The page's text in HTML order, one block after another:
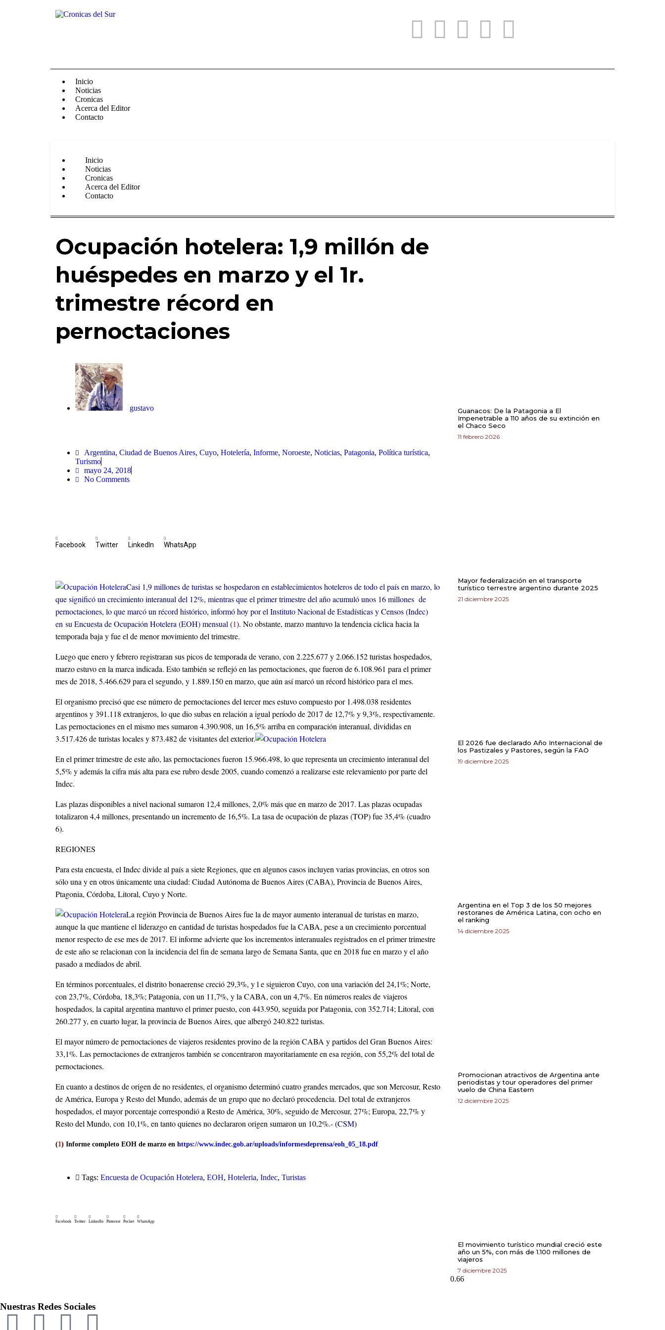
Inicio
Noticias
Cronicas
Acerca del Editor
Contacto
Inicio
Noticias
Cronicas
Acerca del Editor
Contacto
Ocupación hotelera: 1,9 millón de
huéspedes en marzo y el 1r.
trimestre récord en
pernoctaciones
gustavo
Argentina, Ciudad de Buenos Aires, Cuyo, Hotelería, Informe, Noroeste, Noticias, Patagonia, Política turística,
Turismo
mayo 24, 2018
No Comments
Facebook Twitter LinkedIn WhatsApp
Casi 1,9 millones de turistas se hospedaron en establecimientos hoteleros de todo el país en marzo, lo
que significó un crecimiento interanual del 12%, mientras que el primer trimestre del año acumuló unos 16 millones de
pernoctaciones, lo que marcó un récord histórico, informó hoy por el Instituto Nacional de Estadísticas y Censos (Indec)
en su Encuesta de Ocupación Hotelera (EOH) mensual (1). No obstante, marzo mantuvo la tendencia cíclica hacia la
temporada baja y fue el de menor movimiento del trimestre.
Luego que enero y febrero registraran sus picos de temporada de verano, con 2.225.677 y 2.066.152 turistas hospedados,
marzo estuvo en la marca indicada. Esto también se reflejó en las pernoctaciones, que fueron de 6.108.961 para el primer
mes de 2018, 5.466.629 para el segundo, y 1.889.150 en marzo, que aún así marcó un récord histórico para el mes.
El organismo precisó que ese número de pernoctaciones del tercer mes estuvo compuesto por 1.498.038 residentes
argentinos y 391.118 extranjeros, lo que dio subas en relación a igual período de 2017 de 12,7% y 9,3%, respectivamente.
Las pernoctaciones en el mismo mes sumaron 4.390.908, un 16,5% arriba en comparación interanual, divididas en
3.517.426 de turistas locales y 873.482 de visitantes del exterior.
En el primer trimestre de este año, las pernoctaciones fueron 15.966.498, lo que representa un crecimiento interanual del
5,5% y además la cifra más alta para ese rubro desde 2005, cuando comenzó a realizarse este relevamiento por parte del
Indec.
Las plazas disponibles a nivel nacional sumaron 12,4 millones, 2,0% más que en marzo de 2017. Las plazas ocupadas
totalizaron 4,4 millones, presentando un incremento de 16,5%. La tasa de ocupación de plazas (TOP) fue 35,4% (cuadro
6).
REGIONES
Para esta encuesta, el Indec divide al país a siete Regiones, que en algunos casos incluyen varias provincias, en otros son
sólo una y en otros únicamente una ciudad: Ciudad Autónoma de Buenos Aires (CABA), Provincia de Buenos Aires,
Ptagonia, Córdoba, Litoral, Cuyo y Norte.
La región Provincia de Buenos Aires fue la de mayor aumento interanual de turistas en marzo,
aunque la que mantiene el liderazgo en cantidad de turistas hospedados fue la CABA, pese a un crecimiento porcentual
menor respecto de ese mes de 2017. El informe advierte que los incrementos interanuales registrados en el primer trimestre
de este año se relacionan con la incidencia del fin de semana largo de Semana Santa, que en 2018 fue en marzo y el año
pasado a mediados de abril.
En términos porcentuales, el distrito bonaerense creció 29,3%, y l e siguieron Cuyo, con una variación del 24,1%; Norte,
con 23,7%, Córdoba, 18,3%; Patagonia, con un 11,7%, y la CABA, con un 4,7%. En números reales de viajeros
hospedados, la capital argentina mantuvo el primer puesto, con 443.950, seguida por Patagonia, con 352.714; Litoral, con
260.277 y, en cuarto lugar, la provincia de Buenos Aires, que albergó 240.822 turistas.
El mayor número de pernoctaciones de viajeros residentes provino de la región CABA y partidos del Gran Buenos Aires:
33,1%. Las pernoctaciones de extranjeros también se concentraron mayoritariamente en esa región, con 55,2% del total de
pernoctaciones.
En cuanto a destinos de origen de no residentes, el organismo determinó cuatro grandes mercados, que son Mercosur, Resto
de América, Europa y Resto del Mundo, además de un grupo que no declaró procedencia. Del total de extranjeros
hospedados, el mayor porcentaje correspondió a Resto de América, 30%, seguido de Mercosur, 27%; Europa, 22,7% y
Resto del Mundo, con 10,1%, en tanto quienes no declararon origen sumaron un 10,2%.- (CSM)
(1) Informe completo EOH de marzo en https://www.indec.gob.ar/uploads/informesdeprensa/eoh_05_18.pdf
Tags: Encuesta de Ocupación Hotelera, EOH, Hoteleria, Indec, Turistas
Facebook Twitter LinkedIn Pinterest Pocket WhatsApp
Guanacos: De la Patagonia a El
Impenetrable a 110 años de su extinción en
el Chaco Seco
11 febrero 2026
Mayor federalización en el transporte
turístico terrestre argentino durante 2025
21 diciembre 2025
El 2026 fue declarado Año Internacional de
los Pastizales y Pastores, según la FAO
19 diciembre 2025
Argentina en el Top 3 de los 50 mejores
restoranes de América Latina, con ocho en
el ranking
14 diciembre 2025
Promocionan atractivos de Argentina ante
periodistas y tour operadores del primer
vuelo de China Eastern
12 diciembre 2025
El movimiento turístico mundial creció este
año un 5%, con más de 1.100 millones de
viajeros
7 diciembre 2025
Nuestras Redes Sociales